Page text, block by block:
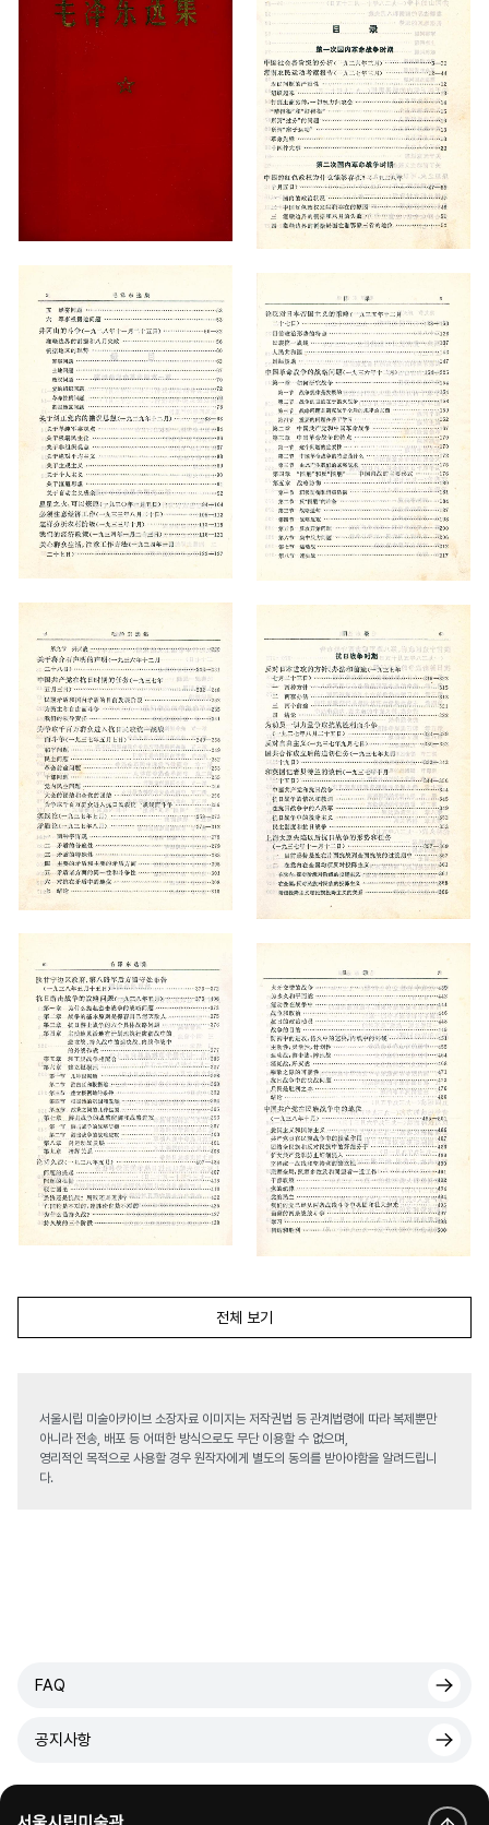
전체 보기
서울시립 미술아카이브 소장자료 이미지는 저작권법 등 관계법령에 따라 복제뿐만
아니라 전송, 배포 등 어떠한 방식으로도 무단 이용할 수 없으며,
영리적인 목적으로 사용할 경우 원작자에게 별도의 동의를 받아야함을 알려드립니
다.
FAQ
공지사항